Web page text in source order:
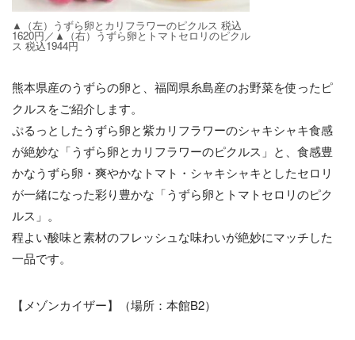
▲（左）うずら卵とカリフラワーのピクルス 税込
1620円／▲（右）うずら卵とトマトセロリのピクル
ス 税込1944円
熊本県産のうずらの卵と、福岡県糸島産のお野菜を使ったピ
クルスをご紹介します。
ぷるっとしたうずら卵と紫カリフラワーのシャキシャキ食感
が絶妙な「うずら卵とカリフラワーのピクルス」と、食感豊
かなうずら卵・爽やかなトマト・シャキシャキとしたセロリ
が一緒になった彩り豊かな「うずら卵とトマトセロリのピク
ルス」。
程よい酸味と素材のフレッシュな味わいが絶妙にマッチした
一品です。
【メゾンカイザー】（場所：本館B2）